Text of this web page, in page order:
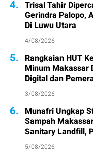
4. Trisal Tahir
Gerindra Palopo,
Di Luwu Utara
4/08/2026
5. Rangkaian HUT
Minum Makassar
Digital dan
3/08/2026
6. Munafri Ungkap
Sampah
Sanitary Landfill,
Perpres 109
5/08/2026